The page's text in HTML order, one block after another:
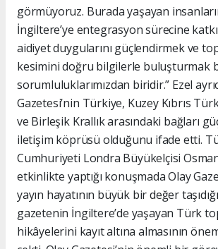
görmüyoruz. Burada yaşayan
İngiltere’ye entegrasyon sürecine
aidiyet duygularını güçlendirmek ve
kesimini doğru bilgilerle buluşturmak
sorumluluklarımızdan biridir.” Ezel
Gazetesi’nin Türkiye, Kuzey Kıbrıs
ve Birleşik Krallık arasındaki bağları
iletişim köprüsü olduğunu ifade etti.
Cumhuriyeti Londra Büyükelçisi
etkinlikte yaptığı konuşmada Olay
yayın hayatının büyük bir değer
gazetenin İngiltere’de yaşayan Türk
hikâyelerini kayıt altına almasının